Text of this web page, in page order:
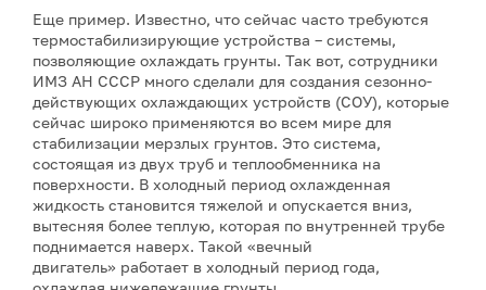
Еще пример. Известно, что сейчас часто требуются
термостабилизирующие устройства – системы,
позволяющие охлаждать грунты. Так вот, сотрудники
ИМЗ АН СССР много сделали для создания сезонно-
действующих охлаждающих устройств (СОУ), которые
сейчас широко применяются во всем мире для
стабилизации мерзлых грунтов. Это система,
состоящая из двух труб и теплообменника на
поверхности. В холодный период охлажденная
жидкость становится тяжелой и опускается вниз,
вытесняя более теплую, которая по внутренней трубе
поднимается наверх. Такой «вечный
двигатель» работает в холодный период года,